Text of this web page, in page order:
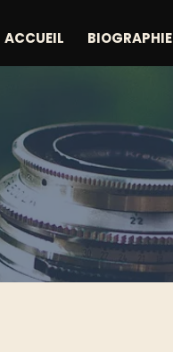
ACCUEIL BIOGRAPHIE